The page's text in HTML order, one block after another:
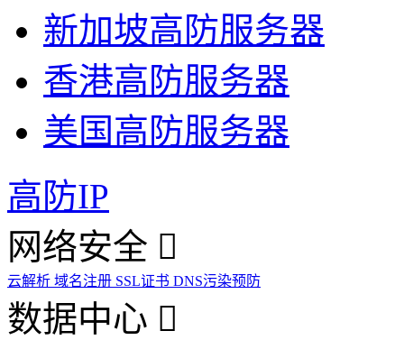
新加坡高防服务器
香港高防服务器
美国高防服务器
高防IP
网络安全
云解析 域名注册 SSL证书 DNS污染预防
数据中心